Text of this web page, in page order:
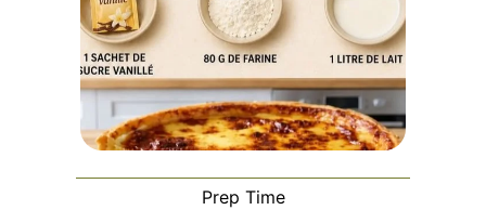
Prep Time